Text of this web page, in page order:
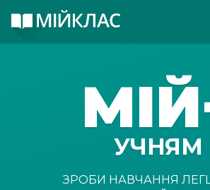
УЧНЯМ
ЗРОБИ НАВЧАННЯ